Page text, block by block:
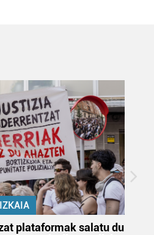
plataformak salatu du